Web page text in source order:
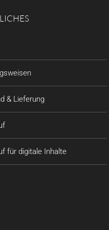
& Lieferung
für digitale Inhalte